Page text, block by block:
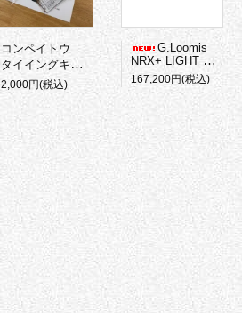
コンペイトウ
タイイングキット
2,000円(税込)
G.Loomis
NRX+ LIGHT PRESENTATION
167,200円(税込)